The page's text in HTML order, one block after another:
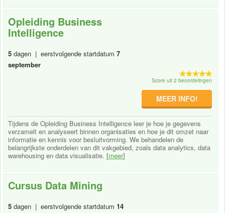
Opleiding Business
Intelligence
5 dagen | eerstvolgende startdatum 7
september
Score uit 2 beoordelingen
MEER INFO!
Tijdens de Opleiding Business Intelligence leer je hoe je gegevens
verzamelt en analyseert binnen organisaties en hoe je dit omzet naar
informatie en kennis voor besluitvorming. We behandelen de
belangrijkste onderdelen van dit vakgebied, zoals data analytics, data
warehousing en data visualisatie. [meer]
Cursus Data Mining
5 dagen | eerstvolgende startdatum 14